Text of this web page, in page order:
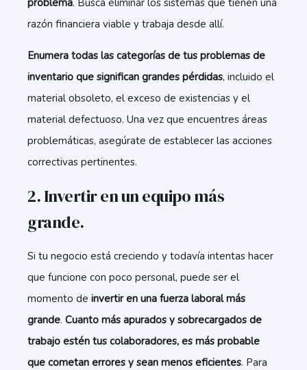
problema. Busca eliminar los sistemas que tienen una
razón financiera viable y trabaja desde allí.
Enumera todas las categorías de tus problemas de
inventario que significan grandes pérdidas, incluido el
material obsoleto, el exceso de existencias y el
material defectuoso. Una vez que encuentres áreas
problemáticas, asegúrate de establecer las acciones
correctivas pertinentes.
2. Invertir en un equipo más
grande.
Si tu negocio está creciendo y todavía intentas hacer
que funcione con poco personal, puede ser el
momento de invertir en una fuerza laboral más
grande. Cuanto más apurados y sobrecargados de
trabajo estén tus colaboradores, es más probable
que cometan errores y sean menos eficientes. Para